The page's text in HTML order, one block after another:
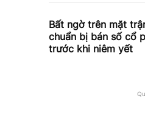
Bất ngờ trên mặt
chuẩn bị bán số cổ
trước khi niêm yết